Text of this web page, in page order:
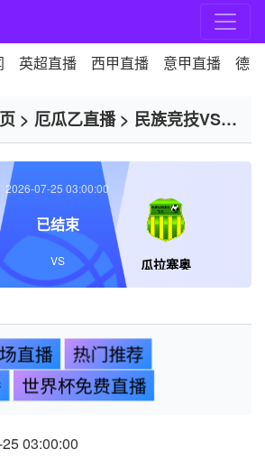
英超直播 西甲直播 意甲直播 德
> 厄瓜乙直播> 民族竞技VS瓜
瓜拉塞奥
2026-07-25 03:00:00
已结束
VS
直播
热门推荐
世界杯免费直播
03:00:00